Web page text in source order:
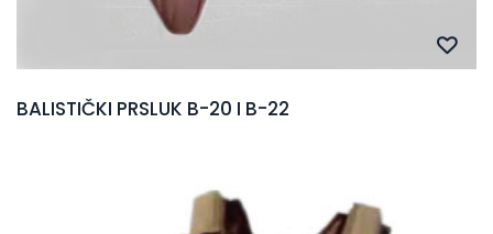
BALISTIČKI PRSLUK B-20 I B-22